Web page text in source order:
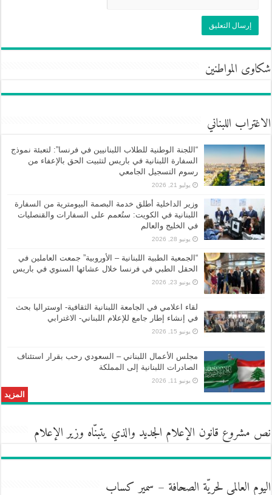
شكاوى المواطنين
الاغتراب اللبناني
المزيد
“اللجنة الوطنية للطلاب اللبنانيين في فرنسا”: لتعبئة نموذج
السفارة اللبنانية في باريس لتثبيت الحق بالإعفاء من
رسوم التسجيل الجامعي
يوليو 21, 2026
وزير الداخلية أطلق خدمة البصمة البيومترية من السفارة
اللبنانية في الكويت: ستُعمم على السفارات والقنصليات
في الخليج والعالم
يونيو 28, 2026
“الجمعية الطبية اللبنانية – الأوروبية” جمعت العاملين في
الحقل الطبي في فرنسا خلال عشائها السنوي في باريس
يونيو 23, 2026
لقاء اعلامي في الجامعة اللبنانية الثقافية- اوستراليا بحث
في إنشاء إطار جامع للإعلام اللبناني- الاغترابي
يونيو 15, 2026
مجلس الأعمال اللبناني – السعودي رحب بقرار استئناف
الصادرات اللبنانية إلى المملكة
يونيو 11, 2026
نص مشروع قانون الإعلام الجديد والذي يتبنّاه وزير الإعلام
اليوم العالمي لحريّة الصحافة – سمير كساب